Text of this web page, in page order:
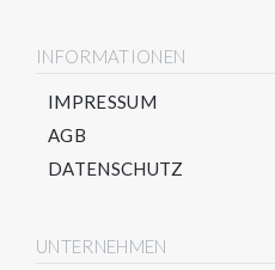
INFORMATIONEN
IMPRESSUM
AGB
DATENSCHUTZ
UNTERNEHMEN